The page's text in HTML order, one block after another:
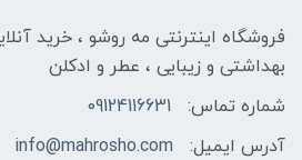
فروشگاه اینترنتی مه‌ رو‌شو ، خرید
بهداشتی و زیبایی ، عطر و ادکلن
شماره تماس:
09124116631
آدرس ایمیل:
info@mahrosho.com